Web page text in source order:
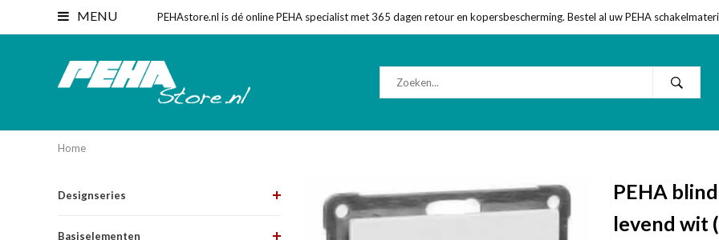
MENU PEHAstore.nl is dé online PEHA specialist met 365 dagen retour en kopersbescherming. Bestel al uw PEHA
Home
Designseries
Basiselementen
PEHA
levend wit